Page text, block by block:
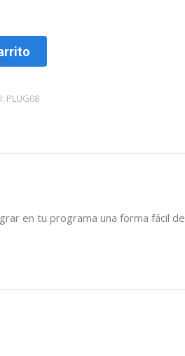
PLUG08
en tu programa una forma fácil de